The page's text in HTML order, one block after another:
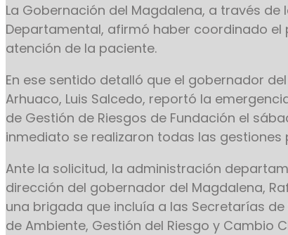
La Gobernación del Magdalena, a través de
Departamental, afirmó haber coordinado
atención de la paciente.
En ese sentido detalló que el gobernador
Arhuaco, Luis Salcedo, reportó la
de Gestión de Riesgos de Fundación el
inmediato se realizaron todas las gestiones
Ante la solicitud, la administración
dirección del gobernador del Magdalena,
una brigada que incluía a las Secretarías de
de Ambiente, Gestión del Riesgo y Cambio